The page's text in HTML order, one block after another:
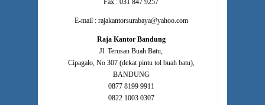
Fax : 031 847 9257
E-mail : rajakantorsurabaya@yahoo.com
Raja Kantor Bandung
Jl. Terusan Buah Batu,
Cipagalo, No 307 (dekat pintu tol buah batu),
BANDUNG
0877 8199 9911
0822 1003 0307